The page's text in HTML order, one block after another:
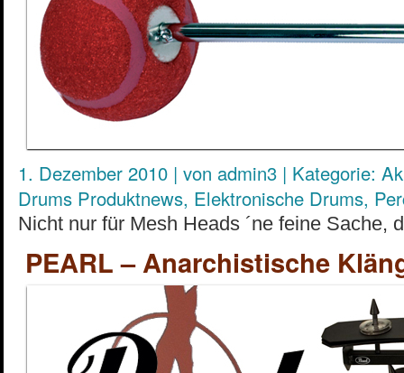
1. Dezember 2010 | von admin3 | Kategorie:
Drums Produktnews, Elektronische Drums,
Nicht nur für Mesh Heads ´ne feine Sache,
PEARL – Anarchistische